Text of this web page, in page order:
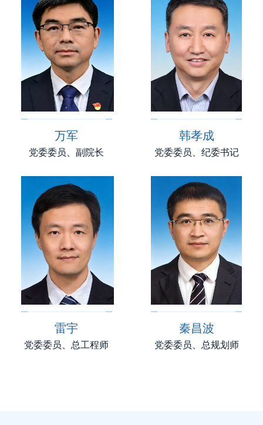
万军
党委委员、副院长
韩孝成
党委委员、纪委书记
雷宇
党委委员、总工程师
秦昌波
党委委员、总规划师